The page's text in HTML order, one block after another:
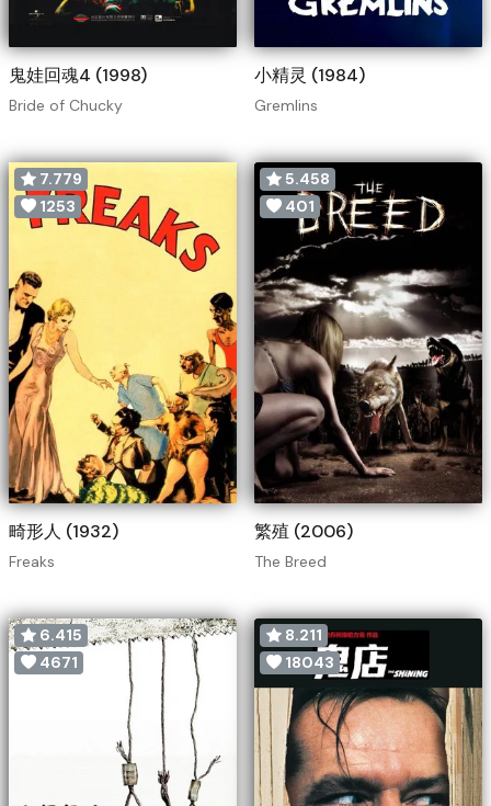
鬼娃回魂4 (1998)
Bride of Chucky
小精灵 (1984)
Gremlins
7.779
1253
畸形人 (1932)
Freaks
5.458
401
繁殖 (2006)
The Breed
6.415
4671
8.211
18043